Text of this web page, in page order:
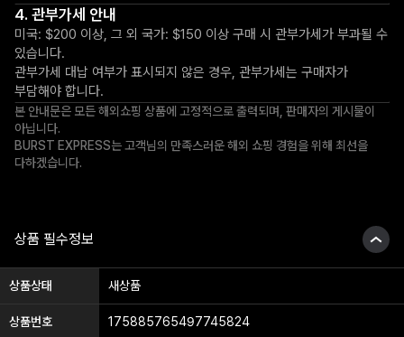
관부가세 안내
미국: $200 이상, 그 외 국가: $150 이상 구매 시 관부가세가 부과될 수
있습니다.
관부가세 대납 여부가 표시되지 않은 경우, 관부가세는 구매자가
부담해야 합니다.
본 안내문은 모든 해외쇼핑 상품에 고정적으로 출력되며, 판매자의 게시물이
아닙니다.
BURST EXPRESS는 고객님의 만족스러운 해외 쇼핑 경험을 위해 최선을
다하겠습니다.
상품 필수정보
상품상태 새상품
상품번호 175885765497745824